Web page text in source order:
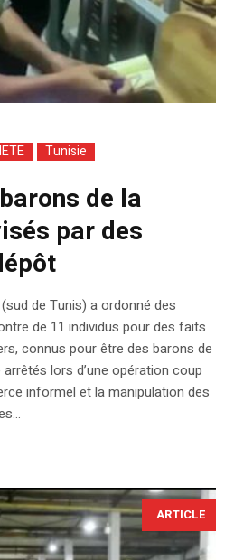
Tunisie
de la
par des
de Tunis) a ordonné des
de 11 individus pour des faits
connus pour être des barons de
lors d’une opération coup
informel et la manipulation des
ARTICLE